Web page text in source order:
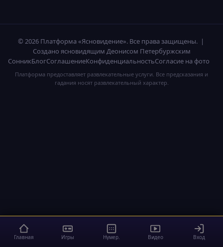
© 2026 Платформа «Ясновидение». Все права защищены. |
Создано ясновидящим Деонисом Петербуржским
СонникБлогСоглашениеКонфиденциальностьСогласие на фото
Платформа предоставляет развлекательные услуги. Все предсказания и
гадания носят развлекательный характер.
Главная Игры Нумер. Видео Вход